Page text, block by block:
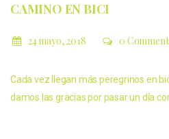
CAMINO EN BICI
24 mayo, 2018 0
Cada vez llegan más peregrinos en
damos las gracias por pasar un día